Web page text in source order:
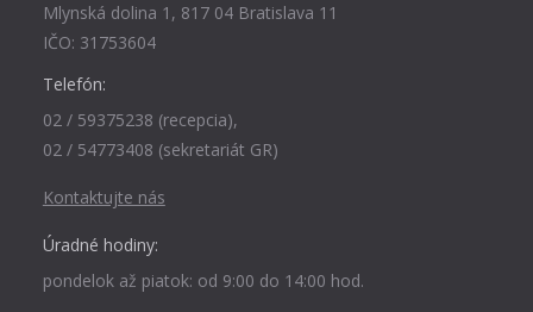
Mlynská dolina 1, 817 04 Bratislava 11
IČO: 31753604
Telefón:
02 / 59375238 (recepcia),
02 / 54773408 (sekretariát GR)
Kontaktujte nás
Úradné hodiny:
pondelok až piatok: od 9:00 do 14:00 hod.